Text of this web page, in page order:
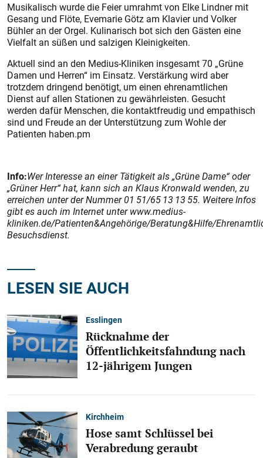
Musikalisch wurde die Feier umrahmt von Elke Lindner mit
Gesang und Flöte, Evemarie Götz am Klavier und Volker
Bühler an der Orgel. Kulinarisch bot sich den Gästen eine
Vielfalt an süßen und salzigen Kleinigkeiten.
Aktuell sind an den Medius-Kliniken insgesamt 70 „Grüne
Damen und Herren“ im Einsatz. Verstärkung wird aber
trotzdem dringend benötigt, um einen ehrenamtlichen
Dienst auf allen Stationen zu gewährleisten. Gesucht
werden dafür Menschen, die kontaktfreudig und empathisch
sind und Freude an der Unterstützung zum Wohle der
Patienten haben.pm
Info:Wer Interesse an einer Tätigkeit als „Grüne Dame“ oder
„Grüner Herr“ hat, kann sich an Klaus Kronwald wenden, zu
erreichen unter der Nummer 01 51/65 13 13 55. Weitere Infos
gibt es auch im Internet unter www.medius-
kliniken.de/Patienten&Angehörige/Beratung&Hilfe/
Besuchsdienst.
LESEN SIE AUCH
Esslingen
Rücknahme der
Öffentlichkeitsfahndung nach
12-jährigem Jungen
Kirchheim
Hose samt Schlüssel bei
Verabredung geraubt